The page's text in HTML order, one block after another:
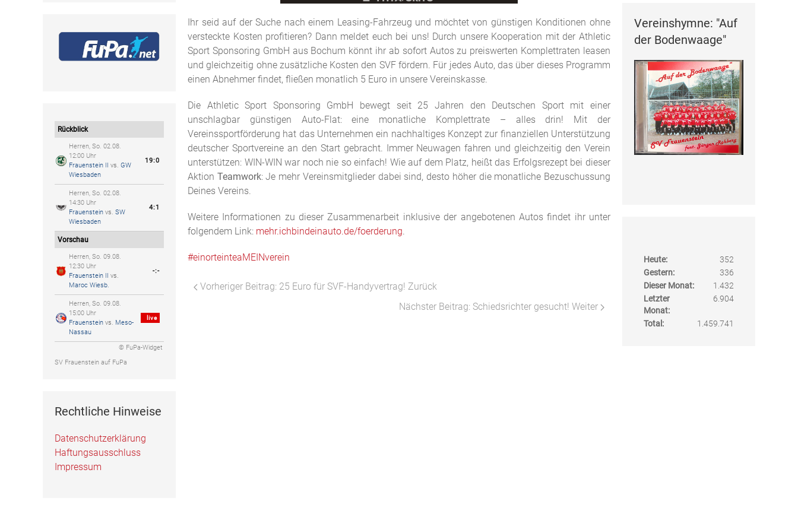
Rückblick
Herren, So. 02.08.
12:00 Uhr
Frauenstein II
vs. GW
Wiesbaden
19:0
Herren, So. 02.08.
14:30 Uhr
Frauenstein vs. SW
Wiesbaden
4:1
Vorschau
Herren, So. 09.08.
12:30 Uhr
Frauenstein II
vs.
Maroc Wiesb.
-:-
Herren, So. 09.08.
15:00 Uhr
Frauenstein vs. Meso-
Nassau
live
© FuPa-Widget
SV Frauenstein auf FuPa
Rechtliche Hinweise
Datenschutzerklärung
Haftungsausschluss
Impressum
Ihr seid auf der Suche nach einem Leasing-Fahrzeug und möchtet von günstigen Konditionen ohne
versteckte Kosten profitieren? Dann meldet euch bei uns! Durch unsere Kooperation mit der Athletic
Sport Sponsoring GmbH aus Bochum könnt ihr ab sofort Autos zu preiswerten Komplettraten leasen
und gleichzeitig ohne zusätzliche Kosten den SVF fördern. Für jedes Auto, das über dieses Programm
einen Abnehmer findet, fließen monatlich 5 Euro in unsere Vereinskasse.
Die Athletic Sport Sponsoring GmbH bewegt seit 25 Jahren den Deutschen Sport mit einer
unschlagbar günstigen Auto-Flat: eine monatliche Komplettrate – alles drin! Mit der
Vereinssportförderung hat das Unternehmen ein nachhaltiges Konzept zur finanziellen Unterstützung
deutscher Sportvereine an den Start gebracht. Immer Neuwagen fahren und gleichzeitig den Verein
unterstützen: WIN-WIN war noch nie so einfach! Wie auf dem Platz, heißt das Erfolgsrezept bei dieser
Aktion Teamwork: Je mehr Vereinsmitglieder dabei sind, desto höher die monatliche Bezuschussung
Deines Vereins.
Weitere Informationen zu dieser Zusammenarbeit inklusive der angebotenen Autos findet ihr unter
folgendem Link: mehr.ichbindeinauto.de/foerderung.
#einorteinteaMEINverein
Vorheriger Beitrag: 25 Euro für SVF-Handyvertrag! Zurück
Nächster Beitrag: Schiedsrichter gesucht! Weiter
Vereinshymne: "Auf
der Bodenwaage"
Heute:
352
Gestern:
336
Dieser Monat:
1.432
Letzter
Monat:
6.904
Total: 1.459.741